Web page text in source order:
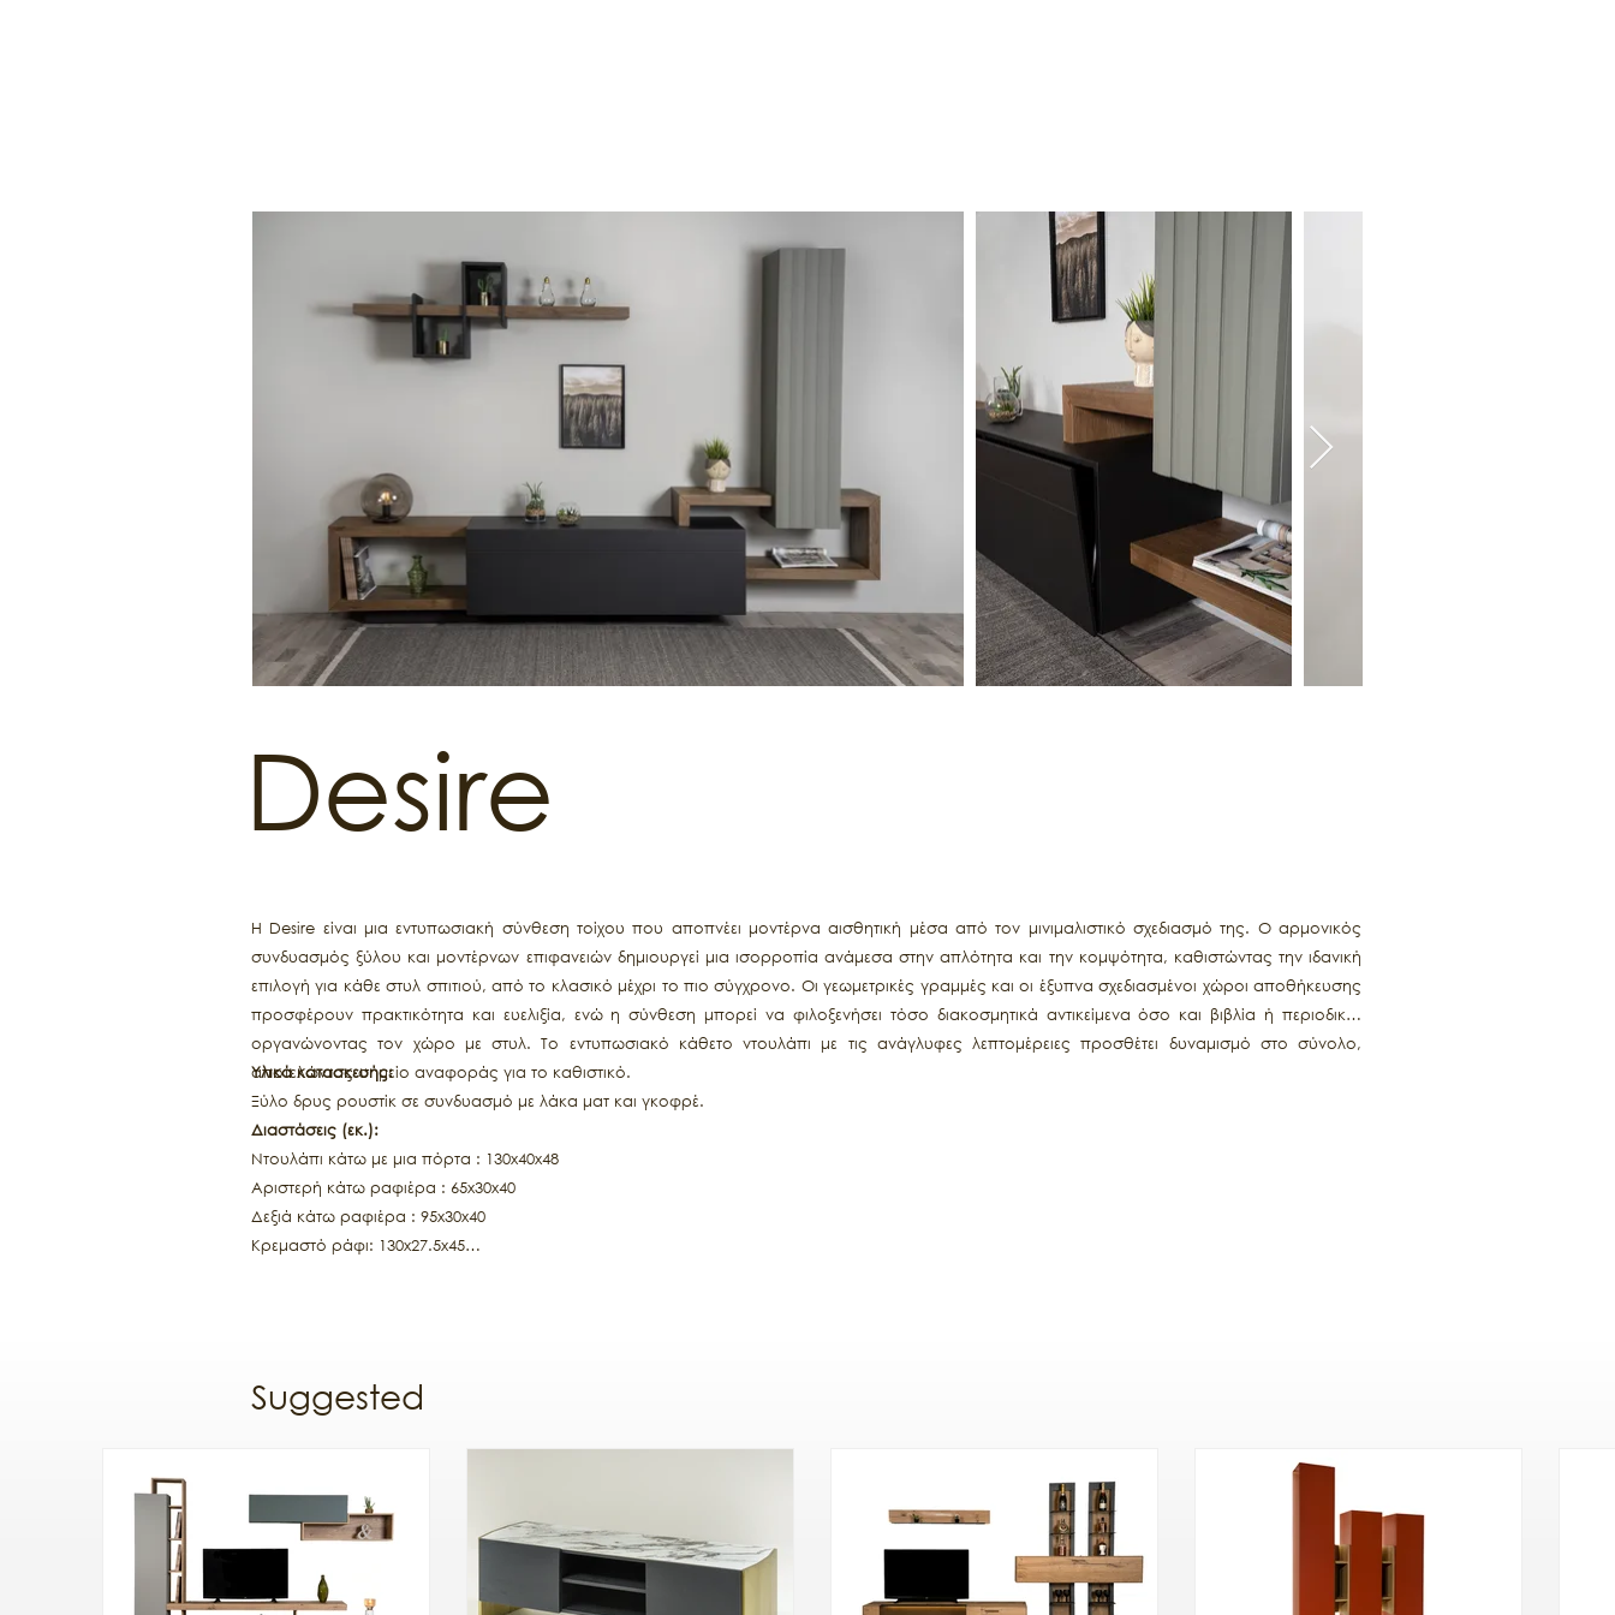
Desire
Η Desire είναι μια εντυπωσιακή σύνθεση τοίχου που αποπνέει μοντέρνα αισθητική μέσα από τον μινιμαλιστικό σχεδιασμό της. Ο αρμονικός
συνδυασμός ξύλου και μοντέρνων επιφανειών δημιουργεί μια ισορροπία ανάμεσα στην απλότητα και την κομψότητα, καθιστώντας την ιδανική
επιλογή για κάθε στυλ σπιτιού, από το κλασικό μέχρι το πιο σύγχρονο. Οι γεωμετρικές γραμμές και οι έξυπνα σχεδιασμένοι χώροι αποθήκευσης
προσφέρουν πρακτικότητα και ευελιξία, ενώ η σύνθεση μπορεί να φιλοξενήσει τόσο διακοσμητικά αντικείμενα όσο και βιβλία ή περιοδικά,
οργανώνοντας τον χώρο με στυλ. Το εντυπωσιακό κάθετο ντουλάπι με τις ανάγλυφες λεπτομέρειες προσθέτει δυναμισμό στο σύνολο,
αποτελώντας σημείο αναφοράς για το καθιστικό.
Υλικά κατασκευής:
Ξύλο δρυς ρουστίκ σε συνδυασμό με λάκα ματ και γκοφρέ.
Διαστάσεις (εκ.):
Ντουλάπι κάτω με μια πόρτα : 130x40x48
Αριστερή κάτω ραφιέρα : 65x30x40
Δεξιά κάτω ραφιέρα : 95x30x40
Κρεμαστό ράφι: 130x27.5x45
Suggested